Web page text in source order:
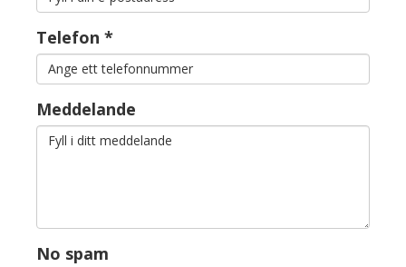
Telefon *
Meddelande
No spam